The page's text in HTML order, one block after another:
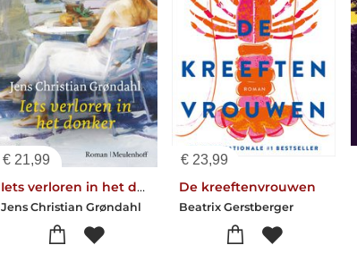
€21,99
Iets verloren in het donker
Jens Christian Grøndahl
€ 23,99
De kreeftenvrouwen
Beatrix Gerstberger